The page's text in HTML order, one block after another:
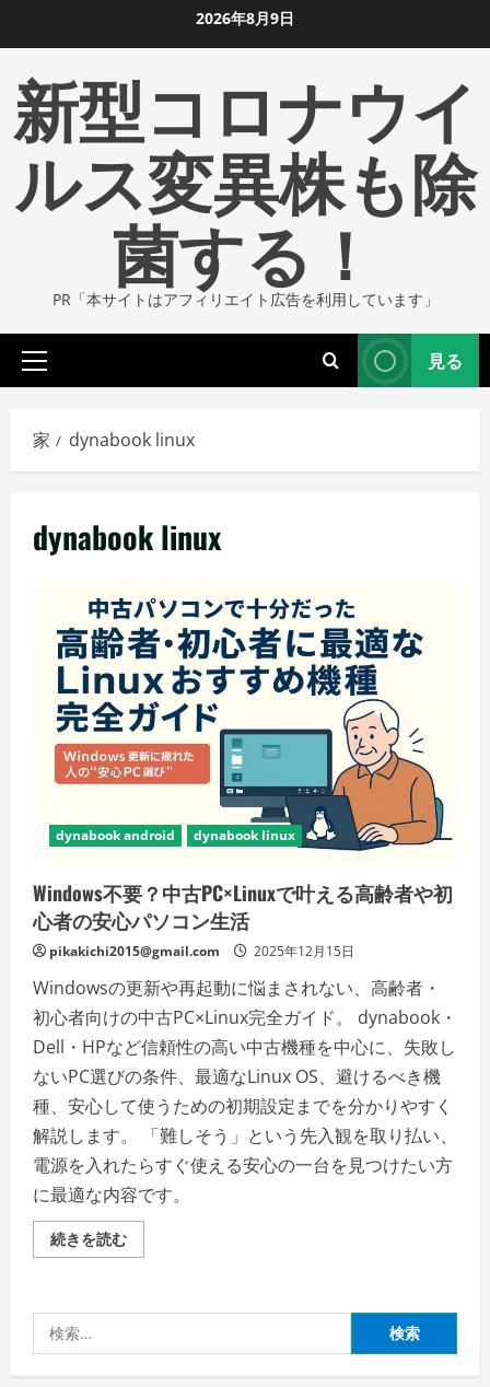
ン
ツ
ま
2026年8月9日
新型コロナウイ
ルス変異株も除
菌する！
PR「本サイトはアフィリエイト広告を利用しています」
プ
イ
マ
ニ
見る
家 dynabook linux
dynabook linux
dynabook android dynabook linux
Windows不要？中古PC×Linuxで叶える高齢者や初
心者の安心パソコン生活
pikakichi2015@gmail.com 2025年12月15日
Windowsの更新や再起動に悩まされない、高齢者・
初心者向けの中古PC×Linux完全ガイド。 dynabook・
Dell・HPなど信頼性の高い中古機種を中心に、失敗し
ないPC選びの条件、最適なLinux OS、避けるべき機
種、安心して使うための初期設定までを分かりやすく
解説します。 「難しそう」という先入観を取り払い、
電源を入れたらすぐ使える安心の一台を見つけたい方
に最適な内容です。
続きを読むWindows
不
PC×Linux
え
る
索: